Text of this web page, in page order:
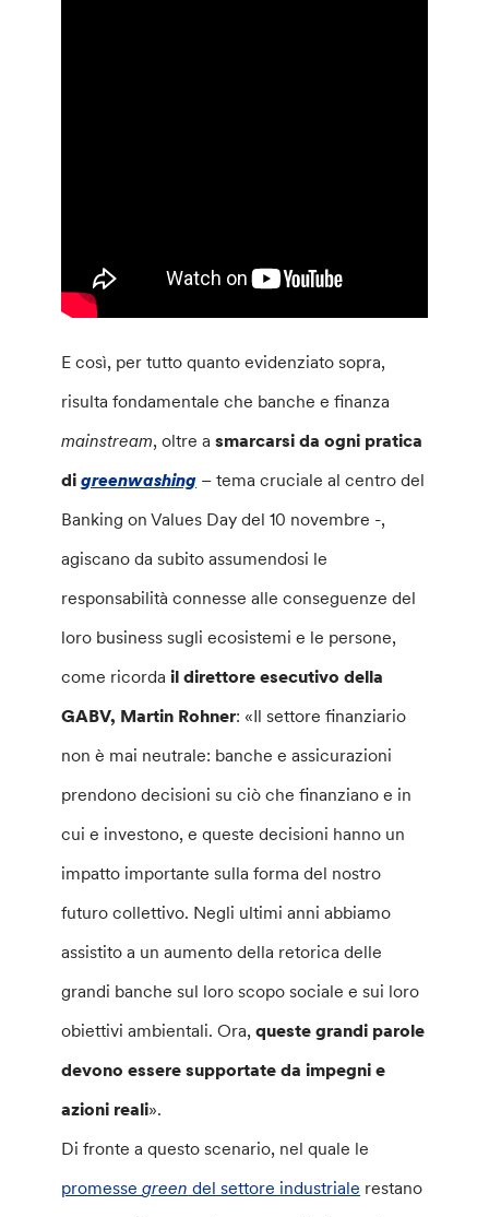
E così, per tutto quanto evidenziato sopra,
risulta fondamentale che banche e finanza
mainstream, oltre asmarcarsi da ogni pratica
digreenwashing – tema cruciale al centro del
Banking on Values Day del 10 novembre -,
agiscano da subito assumendosi le
responsabilità connesse alle conseguenze del
loro business sugli ecosistemi e le persone,
come ricordail direttore esecutivo della
GABV, Martin Rohner: «Il settore finanziario
non è mai neutrale: banche e assicurazioni
prendono decisioni su ciò che finanziano e in
cui e investono, e queste decisioni hanno un
impatto importante sulla forma del nostro
futuro collettivo. Negli ultimi anni abbiamo
assistito a un aumento della retorica delle
grandi banche sul loro scopo sociale e sui loro
obiettivi ambientali. Ora,queste grandi parole
devono essere supportate da impegni e
azioni reali».
Di fronte a questo scenario, nel quale le
promessegreen del settore industriale restano